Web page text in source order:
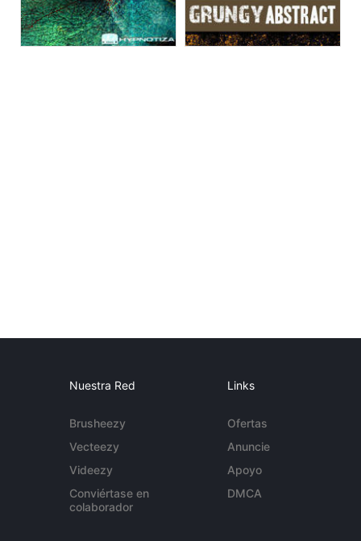
Nuestra Red
Brusheezy
Vecteezy
Videezy
Conviértase en
colaborador
Links
Ofertas
Anuncie
Apoyo
DMCA